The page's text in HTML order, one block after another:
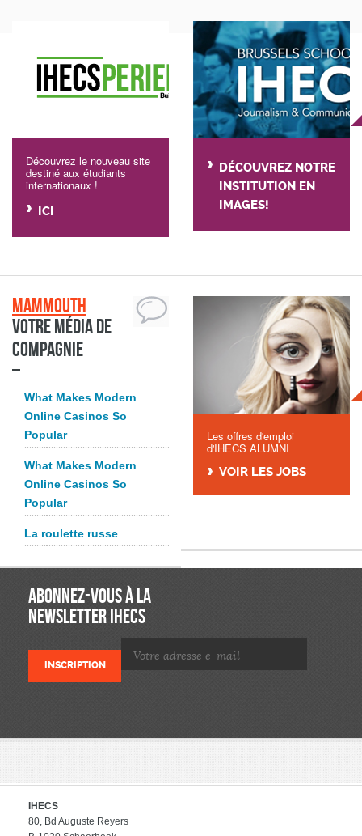
Découvrez le nouveau site
destiné aux étudiants
internationaux !
ICI
DÉCOUVREZ NOTRE
INSTITUTION EN
IMAGES!
Mammouth
Votre média de
compagnie
What Makes Modern
Online Casinos So
Popular
What Makes Modern
Online Casinos So
Popular
La roulette russe
Les offres d'emploi
d'IHECS ALUMNI
VOIR LES JOBS
ABONNEZ-VOUS À LA
NEWSLETTER IHECS
IHECS
80, Bd Auguste Reyers